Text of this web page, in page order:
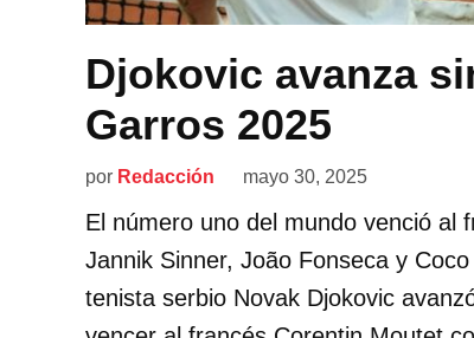
Djokovic avanza
Garros 2025
por Redacción mayo 30, 2025
El número uno del mundo venció al
Jannik Sinner, João Fonseca y
tenista serbio Novak Djokovic